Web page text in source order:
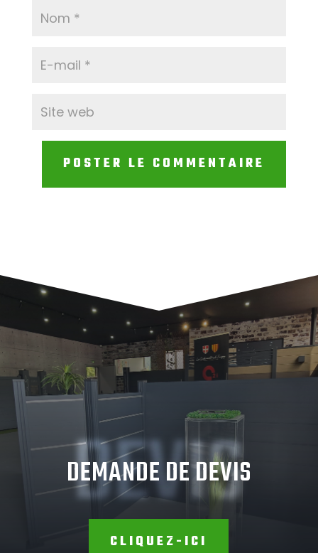
DEVIS
DEMANDE DE DEVIS
CLIQUEZ-ICI